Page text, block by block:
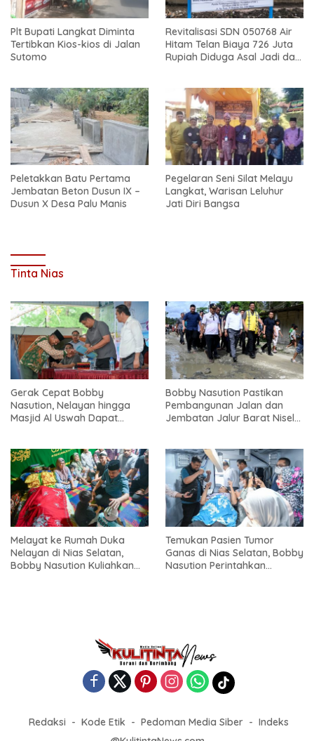
Plt Bupati Langkat Diminta
Tertibkan Kios-kios di Jalan
Sutomo
Revitalisasi SDN 050768 Air
Hitam Telan Biaya 726 Juta
Rupiah Diduga Asal Jadi dan
Peletakkan Batu Pertama
Jembatan Beton Dusun IX –
Dusun X Desa Palu Manis
Pegelaran Seni Silat Melayu
Langkat, Warisan Leluhur
Jati Diri Bangsa
Tinta Nias
Gerak Cepat Bobby
Nasution, Nelayan hingga
Masjid Al Uswah Dapat
Bobby Nasution Pastikan
Pembangunan Jalan dan
Jembatan Jalur Barat Nisel-
Melayat ke Rumah Duka
Nelayan di Nias Selatan,
Bobby Nasution Kuliahkan
Temukan Pasien Tumor
Ganas di Nias Selatan, Bobby
Nasution Perintahkan
Redaksi Kode Etik Pedoman Media Siber
Indeks